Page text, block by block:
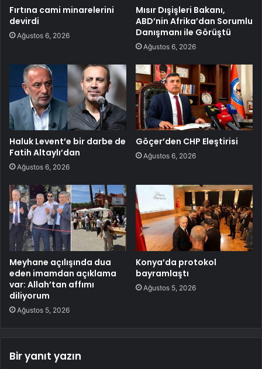
Fırtına cami minarelerini
devirdi
Ağustos 6, 2026
Mısır Dışişleri Bakanı,
ABD’nin Afrika’dan Sorumlu
Danışmanı ile Görüştü
Ağustos 6, 2026
Haluk Levent’e bir darbe de
Fatih Altaylı’dan
Ağustos 6, 2026
Göçer’den CHP Eleştirisi
Ağustos 6, 2026
Meyhane açılışında dua
eden imamdan açıklama
var: Allah’tan affımı
diliyorum
Ağustos 5, 2026
Konya’da protokol
bayramlaştı
Ağustos 5, 2026
Bir yanıt yazın